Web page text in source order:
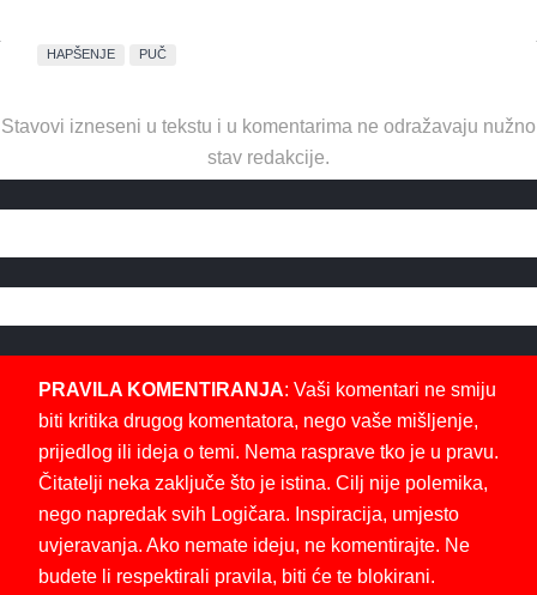
HAPŠENJE PUČ
Stavovi izneseni u tekstu i u komentarima ne odražavaju nužno
stav redakcije.
PRAVILA KOMENTIRANJA: Vaši komentari ne smiju
biti kritika drugog komentatora, nego vaše mišljenje,
prijedlog ili ideja o temi. Nema rasprave tko je u pravu.
Čitatelji neka zaključe što je istina. Cilj nije polemika,
nego napredak svih Logičara. Inspiracija, umjesto
uvjeravanja. Ako nemate ideju, ne komentirajte. Ne
budete li respektirali pravila, biti će te blokirani.